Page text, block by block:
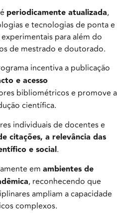
periodicamente atualizada,
e tecnologias de ponta e
para além do
de mestrado e doutorado.
incentiva a publicação
e acesso
bibliométricos e promove a
científica.
individuais de docentes e
citações, a relevância das
e social.
em ambientes de
, reconhecendo que
ampliam a capacidade
complexos.